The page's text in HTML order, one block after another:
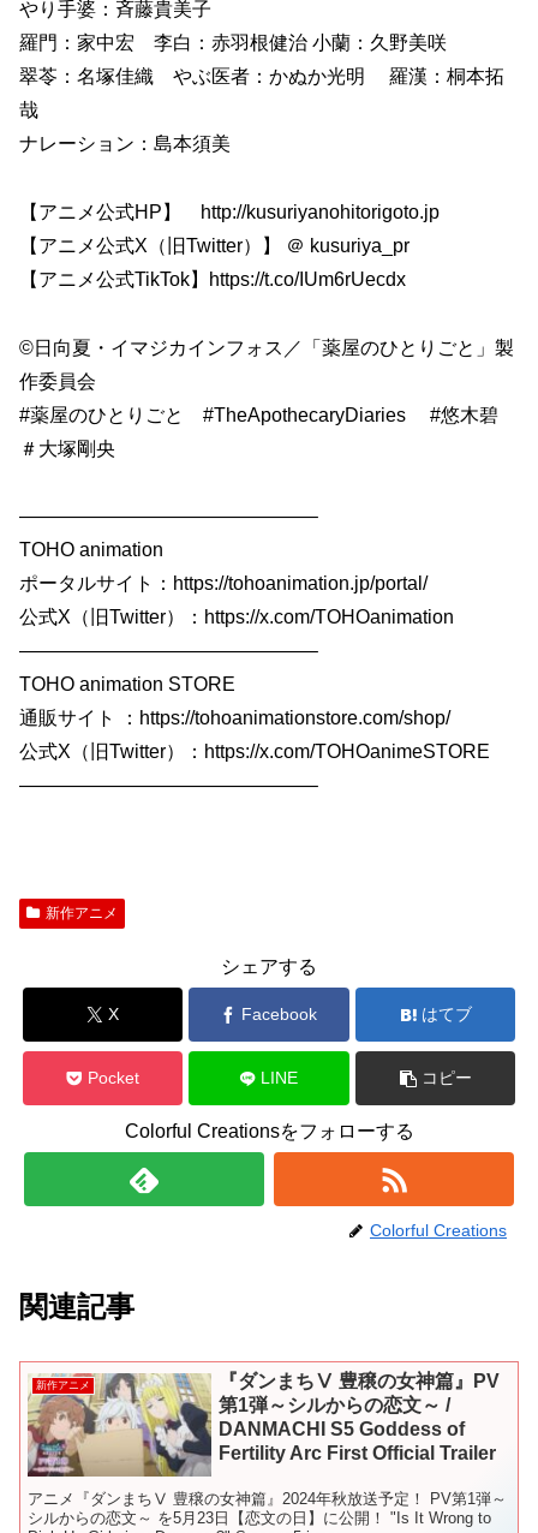
やり手婆：斉藤貴美子
羅門：家中宏 李白：赤羽根健治 小蘭：久野美咲
翠苓：名塚佳織 やぶ医者：かぬか光明 羅漢：桐本拓
哉
ナレーション：島本須美
【アニメ公式HP】 http://kusuriyanohitorigoto.jp
【アニメ公式X（旧Twitter）】 ＠ kusuriya_pr
【アニメ公式TikTok】https://t.co/IUm6rUecdx
©日向夏・イマジカインフォス／「薬屋のひとりごと」製
作委員会
#薬屋のひとりごと #TheApothecaryDiaries #悠木碧
＃大塚剛央
———————————————–
TOHO animation
ポータルサイト：https://tohoanimation.jp/portal/
公式X（旧Twitter）：https://x.com/TOHOanimation
———————————————–
TOHO animation STORE
通販サイト ：https://tohoanimationstore.com/shop/
公式X（旧Twitter）：https://x.com/TOHOanimeSTORE
———————————————–
新作アニメ
シェアする
X Facebook はてブ
Pocket LINE コピー
Colorful Creationsをフォローする
Colorful Creations
関連記事
新作アニメ
『ダンまちⅤ 豊穣の女神篇』PV
第1弾～シルからの恋文～ /
DANMACHI S5 Goddess of
Fertility Arc First Official Trailer
アニメ『ダンまちⅤ 豊穣の女神篇』2024年秋放送予定！ PV第1弾～
シルからの恋文～ を5月23日【恋文の日】に公開！ "Is It Wrong to